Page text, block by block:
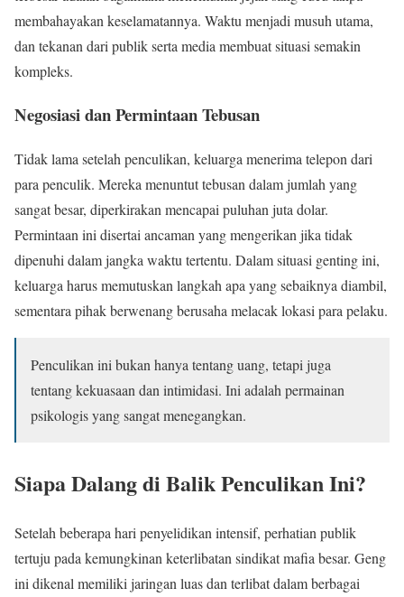
membahayakan keselamatannya. Waktu menjadi musuh utama,
dan tekanan dari publik serta media membuat situasi semakin
kompleks.
Negosiasi dan Permintaan Tebusan
Tidak lama setelah penculikan, keluarga menerima telepon dari
para penculik. Mereka menuntut tebusan dalam jumlah yang
sangat besar, diperkirakan mencapai puluhan juta dolar.
Permintaan ini disertai ancaman yang mengerikan jika tidak
dipenuhi dalam jangka waktu tertentu. Dalam situasi genting ini,
keluarga harus memutuskan langkah apa yang sebaiknya diambil,
sementara pihak berwenang berusaha melacak lokasi para pelaku.
Penculikan ini bukan hanya tentang uang, tetapi juga
tentang kekuasaan dan intimidasi. Ini adalah permainan
psikologis yang sangat menegangkan.
Siapa Dalang di Balik Penculikan Ini?
Setelah beberapa hari penyelidikan intensif, perhatian publik
tertuju pada kemungkinan keterlibatan sindikat mafia besar. Geng
ini dikenal memiliki jaringan luas dan terlibat dalam berbagai